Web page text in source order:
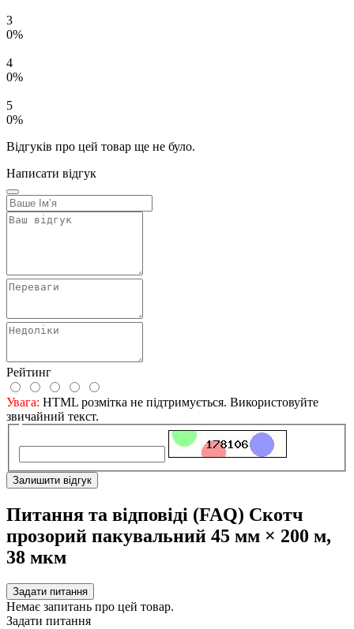
3
0%
4
0%
5
0%
Відгуків про цей товар ще не було.
Написати відгук
Рейтинг
Увага: HTML розмітка не підтримується. Використовуйте
звичайний текст.
Залишити відгук
Питання та відповіді (FAQ) Скотч
прозорий пакувальний 45 мм × 200 м,
38 мкм
Задати питання
Немає запитань про цей товар.
Задати питання